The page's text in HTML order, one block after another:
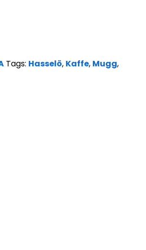
Tags: Hasselö, Kaffe, Mugg,